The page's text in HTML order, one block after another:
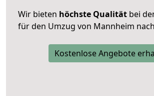
Wir bieten höchste Qualität bei
für den Umzug von Mannheim
Kostenlose Angebote